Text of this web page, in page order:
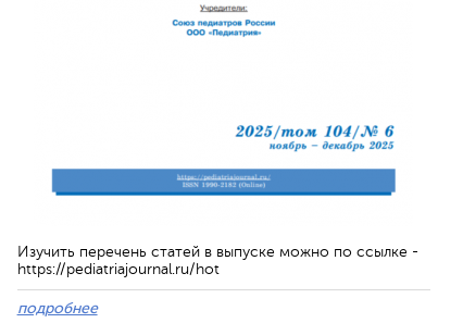
Изучить перечень статей в выпуске можно по ссылке -
https://pediatriajournal.ru/hot
подробнее